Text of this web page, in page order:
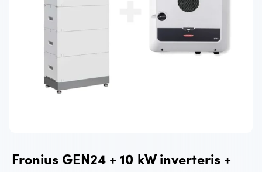
Fronius GEN24 + 10 kW inverteris +